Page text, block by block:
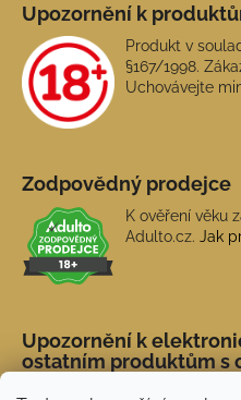
Upozornění k
Produkt v
§167/1998.
Uchovávejte
Zodpovědný prodejce
K ověření věku
Adulto.cz. Jak
Upozornění k
ostatním produktům s